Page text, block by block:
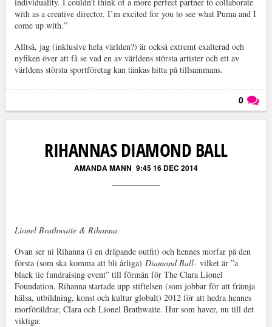
with as a creative director. I’m excited for you to see what Puma and I
come up with.”
Alltså, jag (inklusive hela världen?) är också extremt exalterad och
nyfiken över att få se vad en av världens största artister och ett av
världens största sportföretag kan tänkas hitta på tillsammans.
0
RIHANNAS DIAMOND BALL
AMANDA MANN 9:45 16 DEC 2014
Lionel Brathwaite & Rihanna
Ovan ser ni Rihanna (i en dräpande outfit) och hennes morfar på den
första (som ska komma att bli årliga) Diamond Ball- vilket är ”a
black tie fundraising event” till förmån för The Clara Lionel
Foundation. Rihanna startade upp stiftelsen (som jobbar för att främja
hälsa, utbildning, konst och kultur globalt) 2012 för att hedra hennes
morföräldrar, Clara och Lionel Brathwaite. Hur som haver, nu till det
viktiga: